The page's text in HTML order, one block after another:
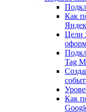
Как
Цели
Tag
Как